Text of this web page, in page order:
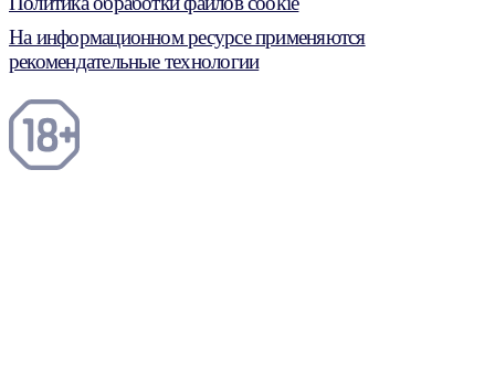
На информационном ресурсе применяются
рекомендательные технологии